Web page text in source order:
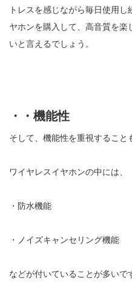
トレスを感じながら毎日使用
ヤホンを購入して、高音質を楽
いと言えるでしょう。
・・機能性
そして、機能性を重視すること
ワイヤレスイヤホンの中には、
・防水機能
・ノイズキャンセリング機能
などが付いていることが多いで